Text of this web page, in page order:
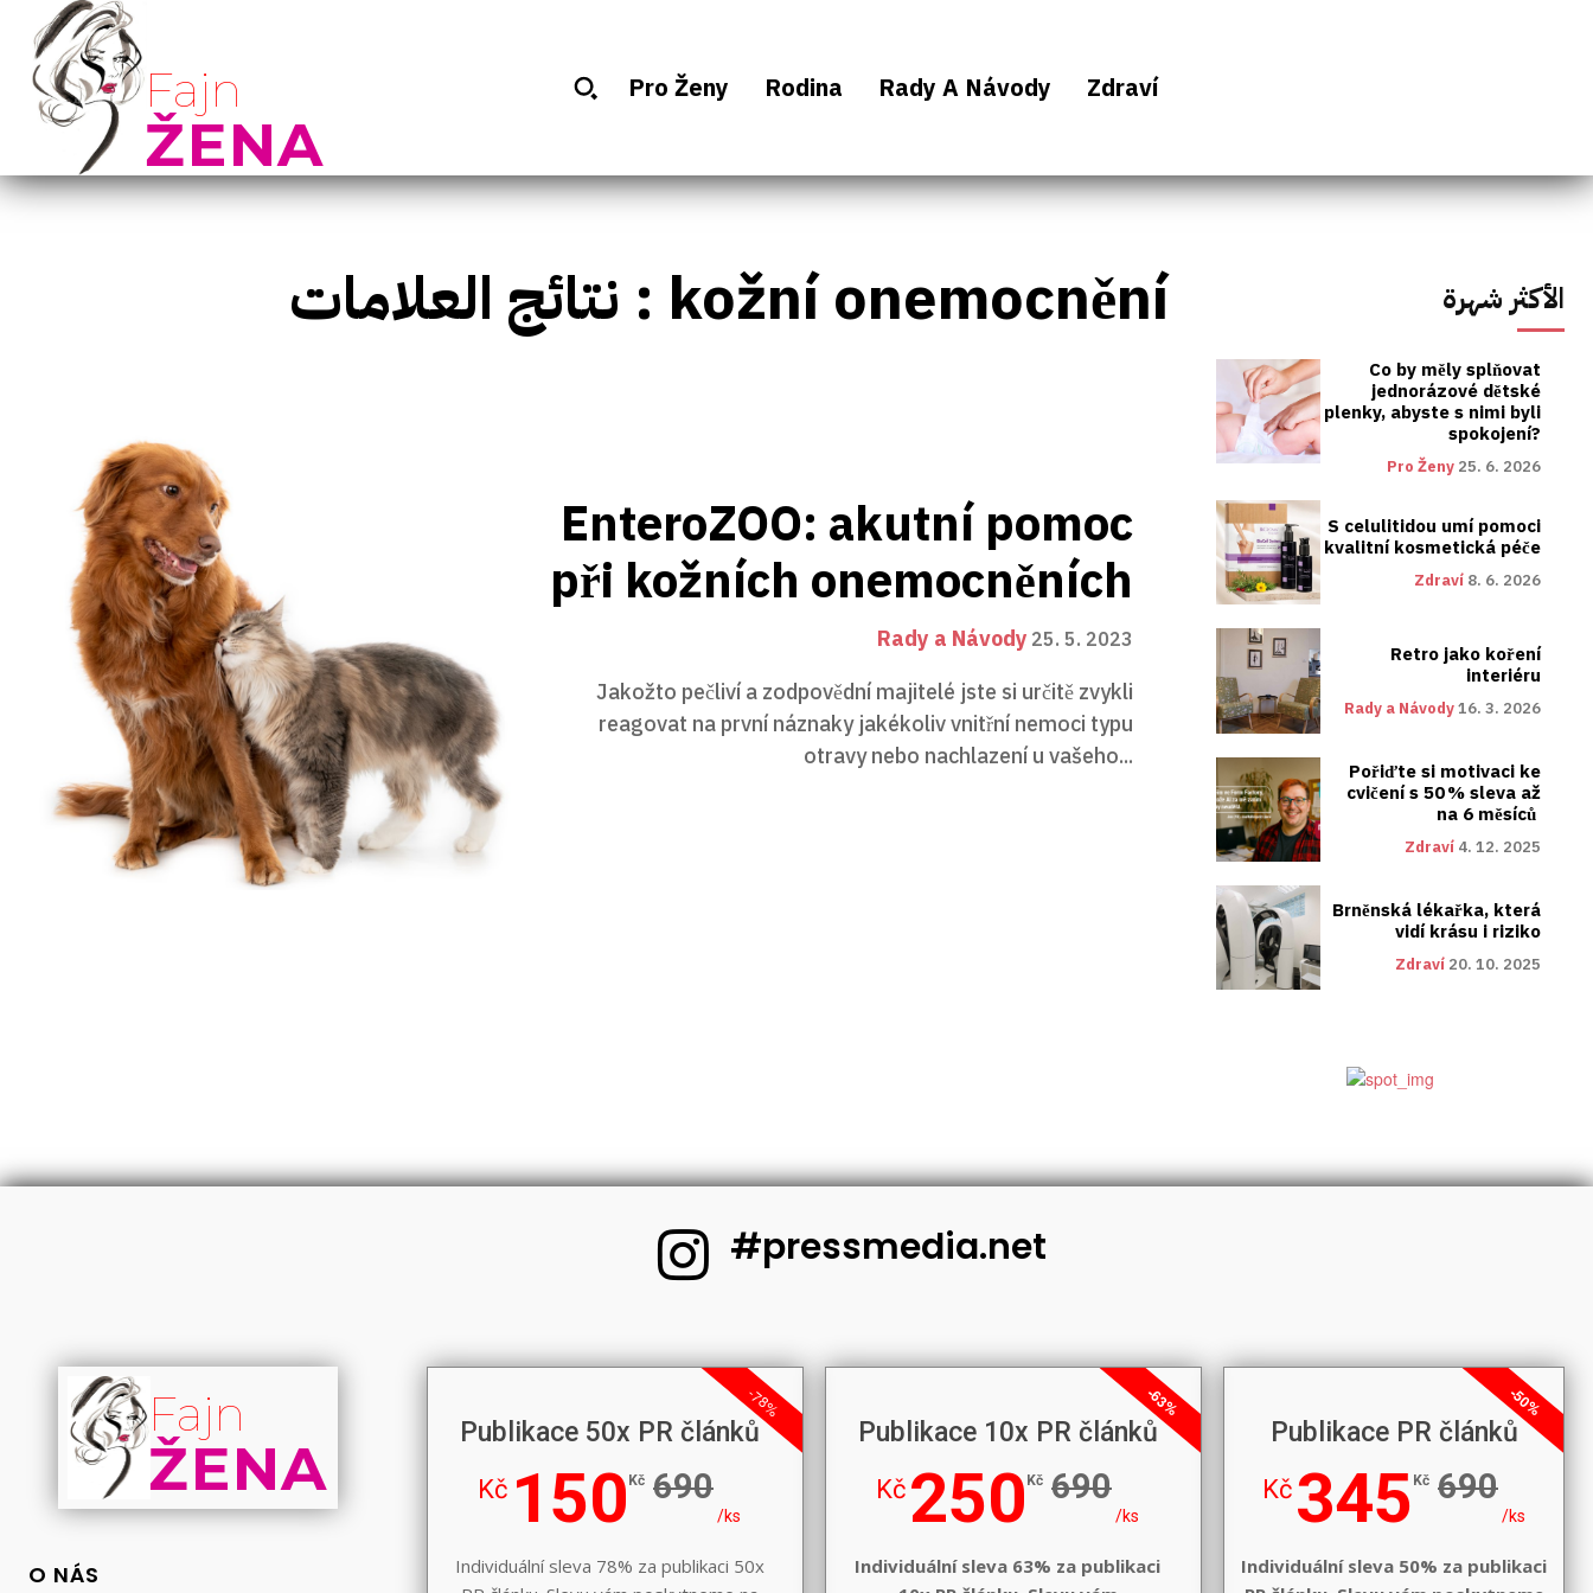
Fajn
ŽENA
Pro Ženy Rodina Rady A Návody Zdraví
نتائج العلامات : kožní onemocnění
EnteroZOO: akutní pomoc
při kožních onemocněních
Rady a Návody 25. 5. 2023
Jakožto pečliví a zodpovědní majitelé jste si určitě zvykli
reagovat na první náznaky jakékoliv vnitřní nemoci typu
otravy nebo nachlazení u vašeho...
الأكثر شهرة
Co by měly splňovat
jednorázové dětské
plenky, abyste s nimi byli
spokojení?
Pro Ženy 25. 6. 2026
S celulitidou umí pomoci
kvalitní kosmetická péče
Zdraví 8. 6. 2026
Retro jako koření
interiéru
Rady a Návody16. 3. 2026
Pořiďte si motivaci ke
cvičení s 50 % sleva až
na 6 měsíců
Zdraví 4. 12. 2025
Brněnská lékařka, která
vidí krásu i riziko
Zdraví 20. 10. 2025
#pressmedia.net
Fajn
ŽENA
O NÁS
-78%
Publikace 50x PR článků
Kč 150 Kč 690
/ks
Individuální sleva 78% za publikaci 50x
-63%
Publikace 10x PR článků
Kč 250 Kč 690
/ks
Individuální sleva 63% za publikaci
-50%
Publikace PR článků
Kč 345 Kč 690
/ks
Individuální sleva 50% za publikaci